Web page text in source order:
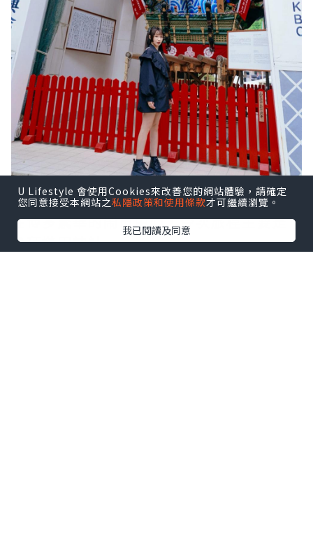
在博多繁華的鬧市中心，今次旅程主要是
參拜櫛田神社。
U Lifestyle 會使用Cookies來改善您的網站體驗，請確定
您同意接受本網站之私隱政策和使用條款才可繼續瀏覽。
我已閱讀及同意